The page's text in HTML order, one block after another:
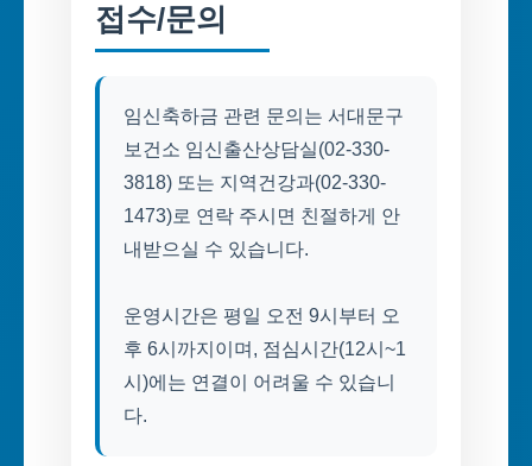
접수/문의
임신축하금 관련 문의는 서대문구
보건소 임신출산상담실(02-330-
3818) 또는 지역건강과(02-330-
1473)로 연락 주시면 친절하게 안
내받으실 수 있습니다.
운영시간은 평일 오전 9시부터 오
후 6시까지이며, 점심시간(12시~1
시)에는 연결이 어려울 수 있습니
다.